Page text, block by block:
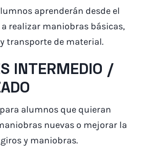
aprenderán desde el
realizar maniobras básicas,
transporte de material.
INTERMEDIO /
alumnos que quieran
nuevas o mejorar la
y maniobras.